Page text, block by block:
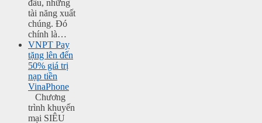
đầu, những
tài năng xuất
chúng. Đó
chính là…
VNPT Pay
tặng lên đến
50% giá trị
nạp tiền
VinaPhone
Chương
trình khuyến
mại SIÊU